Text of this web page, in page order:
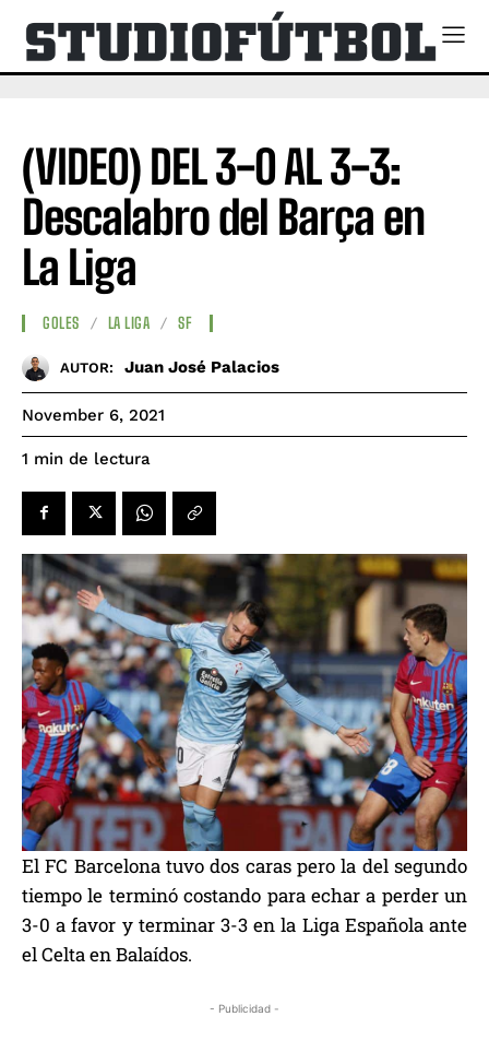
(VIDEO) DEL 3-0 AL 3-3:
Descalabro del Barça en
La Liga
GOLES LA LIGA SF
AUTOR: Juan José Palacios
November 6, 2021
1 min de lectura
El FC Barcelona tuvo dos caras pero la del segundo
tiempo le terminó costando para echar a perder un
3-0 a favor y terminar 3-3 en la Liga Española ante
el Celta en Balaídos.
- Publicidad -